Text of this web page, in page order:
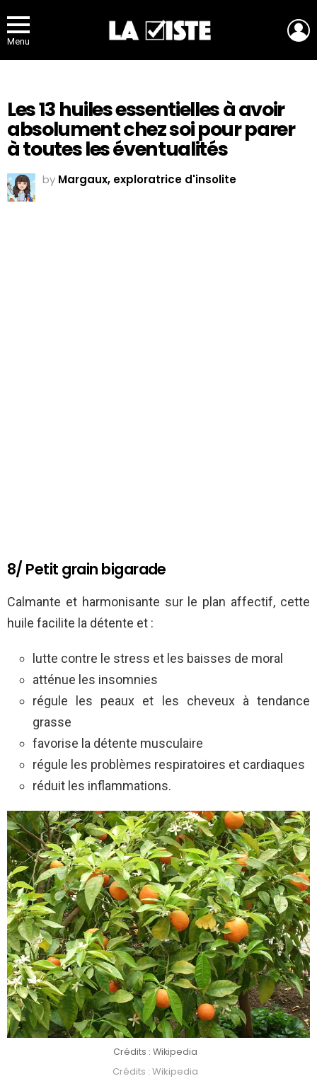
Menu
Les 13 huiles essentielles à avoir
absolument chez soi pour parer
à toutes les éventualités
by Margaux, exploratrice d'insolite
8/ Petit grain bigarade
Calmante et harmonisante sur le plan affectif, cette
huile facilite la détente et :
lutte contre le stress et les baisses de moral
atténue les insomnies
régule les peaux et les cheveux à tendance
grasse
favorise la détente musculaire
régule les problèmes respiratoires et cardiaques
réduit les inflammations.
Crédits : Wikipedia
Crédits : Wikipedia